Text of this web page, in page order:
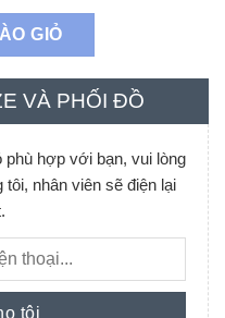
GIỎ
VÀ PHỐI ĐỒ
phù hợp với bạn, vui lòng
nhân viên sẽ điện lại